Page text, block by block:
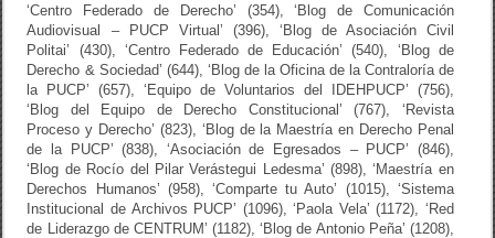
‘Centro Federado de Derecho’ (354), ‘Blog de Comunicación
Audiovisual – PUCP Virtual’ (396), ‘Blog de Asociación Civil
Politai’ (430), ‘Centro Federado de Educación’ (540), ‘Blog de
Derecho & Sociedad’ (644), ‘Blog de la Oficina de la Contraloría de
la PUCP’ (657), ‘Equipo de Voluntarios del IDEHPUCP’ (756),
‘Blog del Equipo de Derecho Constitucional’ (767), ‘Revista
Proceso y Derecho’ (823), ‘Blog de la Maestría en Derecho Penal
de la PUCP’ (838), ‘Asociación de Egresados – PUCP’ (846),
‘Blog de Rocío del Pilar Verástegui Ledesma’ (898), ‘Maestría en
Derechos Humanos’ (958), ‘Comparte tu Auto’ (1015), ‘Sistema
Institucional de Archivos PUCP’ (1096), ‘Paola Vela’ (1172), ‘Red
de Liderazgo de CENTRUM’ (1182), ‘Blog de Antonio Peña’ (1208),